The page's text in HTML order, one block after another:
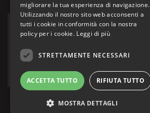
24 25 26 27
1 2 3
migliorare la tua esperienza di navigazione.
Utilizzando il nostro sito web acconsenti a
tutti i cookie in conformità con la nostra
policy per i cookie. Leggi di più
STRETTAMENTE NECESSARI
ACCETTA TUTTO RIFIUTA TUTTO
MOSTRA DETTAGLI